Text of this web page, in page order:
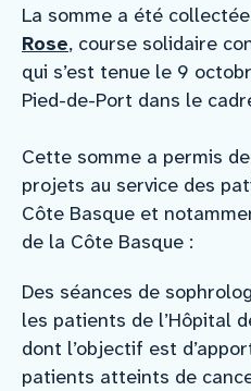
La somme a été
Rose, course solidaire
qui s’est tenue le 9
Pied-de-Port dans le
Cette somme a permis
projets au service des
Côte Basque et
de la Côte Basque :
Des séances de
les patients de l’Hôpital
dont l’objectif est
patients atteints de